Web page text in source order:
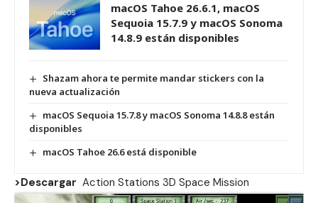
macOS Tahoe 26.6.1, macOS
Sequoia 15.7.9 y macOS Sonoma
14.8.9 están disponibles
Shazam ahora te permite mandar stickers con la
nueva actualización
macOS Sequoia 15.7.8 y macOS Sonoma 14.8.8 están
disponibles
macOS Tahoe 26.6 está disponible
>Descargar Action Stations 3D Space Mission